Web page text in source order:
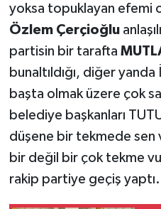
yoksa topuklayan efemi
Özlem Çerçioğlu
partisin bir tarafta
bunaltıldığı, diğer
başta olmak üzere çok
belediye başkanları
düşene bir tekmede sen
bir değil bir çok tekme
rakip partiye geçiş yaptı.